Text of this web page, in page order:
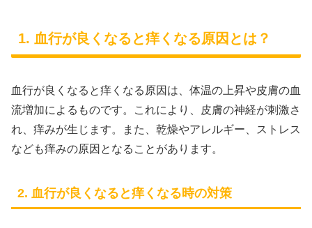
1. 血行が良くなると痒くなる原因とは？
血行が良くなると痒くなる原因は、体温の上昇や皮膚の血
流増加によるものです。これにより、皮膚の神経が刺激さ
れ、痒みが生じます。また、乾燥やアレルギー、ストレス
なども痒みの原因となることがあります。
2. 血行が良くなると痒くなる時の対策